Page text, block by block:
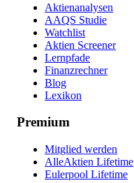
Aktienanalysen
AAQS Studie
Watchlist
Aktien Screener
Lernpfade
Finanzrechner
Blog
Lexikon
Premium
Mitglied werden
AlleAktien Lifetime
Eulerpool Lifetime